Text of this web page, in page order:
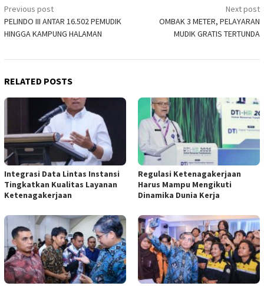
Post
navigation
Previous post
PELINDO III ANTAR 16.502 PEMUDIK
HINGGA KAMPUNG HALAMAN
Next post
OMBAK 3 METER, PELAYARAN
MUDIK GRATIS TERTUNDA
RELATED POSTS
Integrasi Data Lintas Instansi
Tingkatkan Kualitas Layanan
Ketenagakerjaan
Regulasi Ketenagakerjaan
Harus Mampu Mengikuti
Dinamika Dunia Kerja